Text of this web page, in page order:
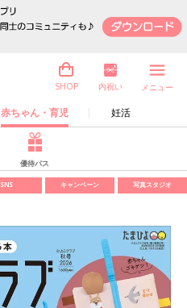
赤ちゃん・育児 妊活
SHOP 内祝い メニュー
優待パス
SNS キャンペーン 写真スタジオ